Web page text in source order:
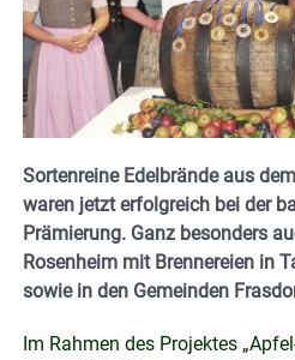
Sortenreine Edelbrände aus
waren jetzterfolgreich bei der
Prämierung. Ganz besonders
Rosenheim mit Brennereien in
sowie in den Gemeinden
Im Rahmen des Projektes